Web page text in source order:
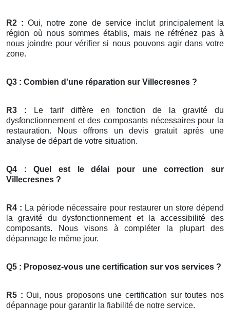
R2 : Oui, notre zone de service inclut principalement la
région où nous sommes établis, mais ne réfrénez pas à
nous joindre pour vérifier si nous pouvons agir dans votre
zone.
Q3 : Combien d'une réparation sur Villecresnes ?
R3 : Le tarif diffère en fonction de la gravité du
dysfonctionnement et des composants nécessaires pour la
restauration. Nous offrons un devis gratuit après une
analyse de départ de votre situation.
Q4 : Quel est le délai pour une correction sur
Villecresnes ?
R4 : La période nécessaire pour restaurer un store dépend
la gravité du dysfonctionnement et la accessibilité des
composants. Nous visons à compléter la plupart des
dépannage le même jour.
Q5 : Proposez-vous une certification sur vos services ?
R5 : Oui, nous proposons une certification sur toutes nos
dépannage pour garantir la fiabilité de notre service.